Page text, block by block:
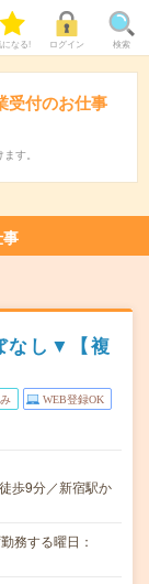
になる! ログイン 検索
受付のお仕事
す。
なし▼【複
WEB登録OK
歩9分／新宿駅か
務する曜日：